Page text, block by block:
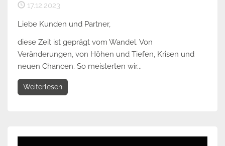
17.12.2023
Liebe Kunden und Partner,
diese Zeit ist geprägt vom Wandel. Von
Veränderungen, von Höhen und Tiefen, Krisen und
neuen Chancen. So meisterten wir...
Weiterlesen